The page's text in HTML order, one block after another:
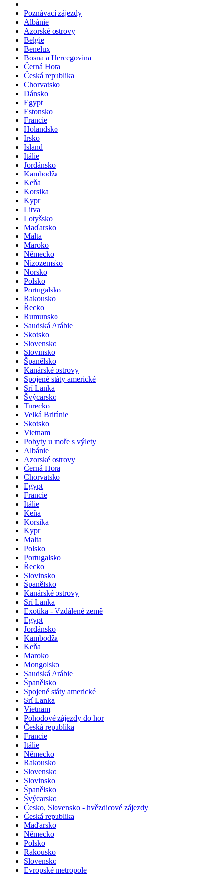
Poznávací zájezdy
Albánie
Azorské ostrovy
Belgie
Benelux
Bosna a Hercegovina
Černá Hora
Česká republika
Chorvatsko
Dánsko
Egypt
Estonsko
Francie
Holandsko
Irsko
Island
Itálie
Jordánsko
Kambodža
Keňa
Korsika
Kypr
Litva
Lotyšsko
Maďarsko
Malta
Maroko
Německo
Nizozemsko
Norsko
Polsko
Portugalsko
Rakousko
Řecko
Rumunsko
Saudská Arábie
Skotsko
Slovensko
Slovinsko
Španělsko
Kanárské ostrovy
Spojené státy americké
Srí Lanka
Švýcarsko
Turecko
Velká Británie
Skotsko
Vietnam
Pobyty u moře s výlety
Albánie
Azorské ostrovy
Černá Hora
Chorvatsko
Egypt
Francie
Itálie
Keňa
Korsika
Kypr
Malta
Polsko
Portugalsko
Řecko
Slovinsko
Španělsko
Kanárské ostrovy
Srí Lanka
Exotika - Vzdálené země
Egypt
Jordánsko
Kambodža
Keňa
Maroko
Mongolsko
Saudská Arábie
Španělsko
Spojené státy americké
Srí Lanka
Vietnam
Pohodové zájezdy do hor
Česká republika
Francie
Itálie
Německo
Rakousko
Slovensko
Slovinsko
Španělsko
Švýcarsko
Česko, Slovensko - hvězdicové zájezdy
Česká republika
Maďarsko
Německo
Polsko
Rakousko
Slovensko
Evropské metropole